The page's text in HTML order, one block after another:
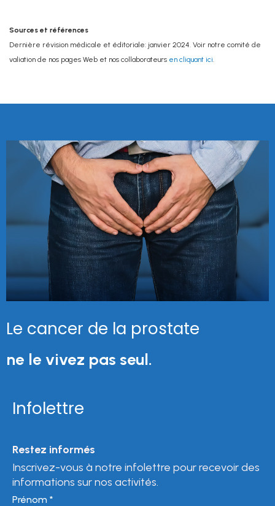
Sources et références
Dernière révision médicale et éditoriale: janvier 2024. Voir notre comité de
valiation de nos pages Web et nos collaborateurs en cliquant ici.
Le cancer de la prostate
ne le vivez pas seul.
Infolettre
Restez informés
Inscrivez-vous à notre infolettre pour recevoir des
informations sur nos activités.
Prénom *